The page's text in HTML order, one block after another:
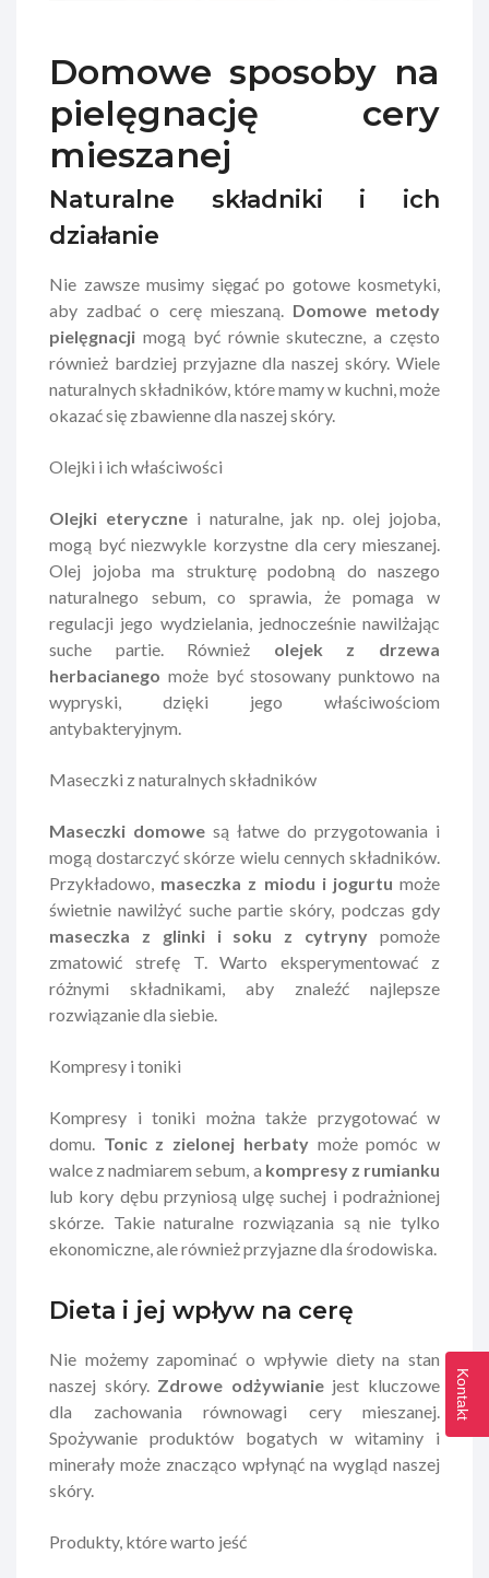
Domowe sposoby na
pielęgnację cery
mieszanej
Naturalne składniki i ich
działanie
Nie zawsze musimy sięgać po gotowe kosmetyki,
aby zadbać o cerę mieszaną. Domowe metody
pielęgnacji mogą być równie skuteczne, a często
również bardziej przyjazne dla naszej skóry. Wiele
naturalnych składników, które mamy w kuchni, może
okazać się zbawienne dla naszej skóry.
Olejki i ich właściwości
Olejki eterycznei naturalne, jak np. olej jojoba,
mogą być niezwykle korzystne dla cery mieszanej.
Olej jojoba ma strukturę podobną do naszego
naturalnego sebum, co sprawia, że pomaga w
regulacji jego wydzielania, jednocześnie nawilżając
suche partie. Również olejek z drzewa
herbacianego może być stosowany punktowo na
wypryski, dzięki jego właściwościom
antybakteryjnym.
Maseczki z naturalnych składników
Maseczki domowe są łatwe do przygotowania i
mogą dostarczyć skórze wielu cennych składników.
Przykładowo, maseczka z miodu i jogurtu może
świetnie nawilżyć suche partie skóry, podczas gdy
maseczka z glinki i soku z cytryny pomoże
zmatowić strefę T. Warto eksperymentować z
różnymi składnikami, aby znaleźć najlepsze
rozwiązanie dla siebie.
Kompresy i toniki
Kompresy i toniki można także przygotować w
domu. Tonic z zielonej herbatymoże pomóc w
walce z nadmiarem sebum, a kompresy z rumianku
lub kory dębu przyniosą ulgę suchej i podrażnionej
skórze. Takie naturalne rozwiązania są nie tylko
ekonomiczne, ale również przyjazne dla środowiska.
Dieta i jej wpływ na cerę
Nie możemy zapominać o wpływie diety na stan
naszej skóry. Zdrowe odżywianiejest kluczowe
dla zachowania równowagi cery mieszanej.
Spożywanie produktów bogatych w witaminy i
minerały może znacząco wpłynąć na wygląd naszej
skóry.
Produkty, które warto jeść
Kontakt